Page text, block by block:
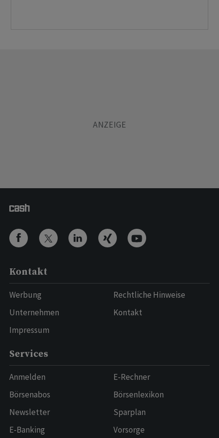
Kontakt
Werbung
Unternehmen
Impressum
Rechtliche Hinweise
Kontakt
Services
Anmelden
Börsenabos
Newsletter
E-Banking
E-Rechner
Börsenlexikon
Sparplan
Vorsorge